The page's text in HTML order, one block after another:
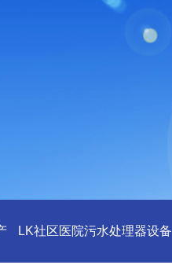
LK社区医院污水处理器设备